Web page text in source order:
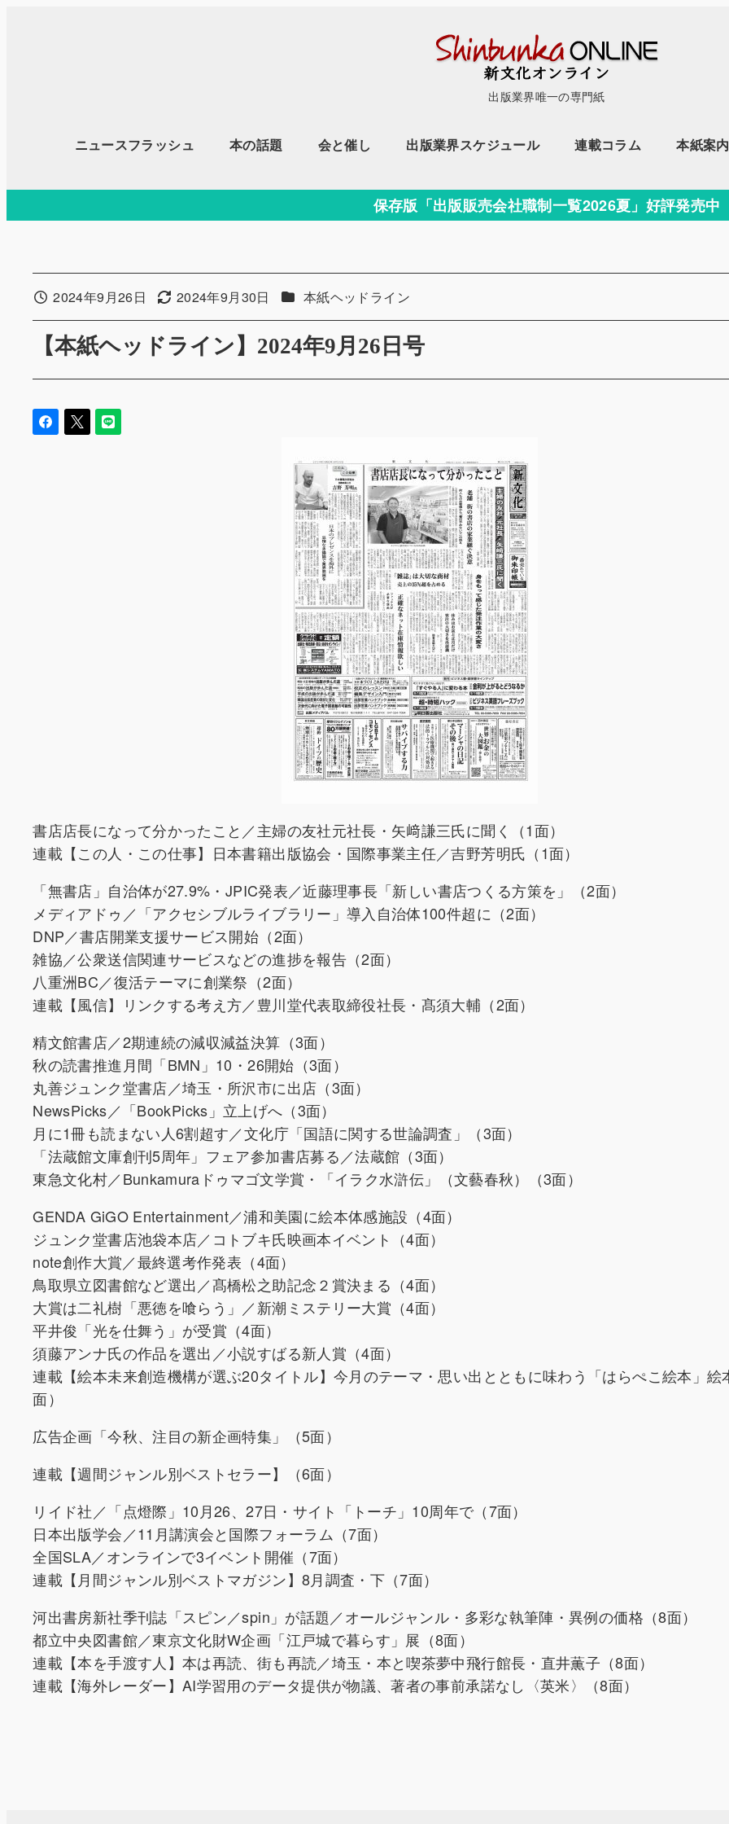
移
出版業界唯一の専門紙
ニュースフラッシュ 本の話題 会と催し 出版業界スケジュール 連載コラム 本紙案内
保存版「出版販売会社職制一覧2026夏」好評発売中
【本紙ヘッドライン】2024年9月26日号
投稿日2024年9月26日 更新日2024年9月30日 カテゴリー
本紙ヘッドライン
書店店長になって分かったこと／主婦の友社元社長・矢﨑謙三氏に聞く（1面）
連載【この人・この仕事】日本書籍出版協会・国際事業主任／吉野芳明氏（1面）
「無書店」自治体が27.9%・JPIC発表／近藤理事長「新しい書店つくる方策を」（2面）
メディアドゥ／「アクセシブルライブラリー」導入自治体100件超に（2面）
DNP／書店開業支援サービス開始（2面）
雑協／公衆送信関連サービスなどの進捗を報告（2面）
八重洲BC／復活テーマに創業祭（2面）
連載【風信】リンクする考え方／豊川堂代表取締役社長・髙須大輔（2面）
精文館書店／2期連続の減収減益決算（3面）
秋の読書推進月間「BMN」10・26開始（3面）
丸善ジュンク堂書店／埼玉・所沢市に出店（3面）
NewsPicks／「BookPicks」立上げへ（3面）
月に1冊も読まない人6割超す／文化庁「国語に関する世論調査」（3面）
「法蔵館文庫創刊5周年」フェア参加書店募る／法蔵館（3面）
東急文化村／Bunkamuraドゥマゴ文学賞・「イラク水滸伝」（文藝春秋）（3面）
GENDA GiGO Entertainment／浦和美園に絵本体感施設（4面）
ジュンク堂書店池袋本店／コトブキ氏映画本イベント（4面）
note創作大賞／最終選考作発表（4面）
鳥取県立図書館など選出／髙橋松之助記念２賞決まる（4面）
大賞は二礼樹「悪徳を喰らう」／新潮ミステリー大賞（4面）
平井俊「光を仕舞う」が受賞（4面）
須藤アンナ氏の作品を選出／小説すばる新人賞（4面）
連載【絵本未来創造機構が選ぶ20タイトル】今月のテーマ・思い出とともに味わう「はらぺこ絵本」絵
面）
広告企画「今秋、注目の新企画特集」（5面）
連載【週間ジャンル別ベストセラー】（6面）
リイド社／「点燈際」10月26、27日・サイト「トーチ」10周年で（7面）
日本出版学会／11月講演会と国際フォーラム（7面）
全国SLA／オンラインで3イベント開催（7面）
連載【月間ジャンル別ベストマガジン】8月調査・下（7面）
河出書房新社季刊誌「スピン／spin」が話題／オールジャンル・多彩な執筆陣・異例の価格（8面）
都立中央図書館／東京文化財W企画「江戸城で暮らす」展（8面）
連載【本を手渡す人】本は再読、街も再読／埼玉・本と喫茶夢中飛行館長・直井薫子（8面）
連載【海外レーダー】AI学習用のデータ提供が物議、著者の事前承諾なし〈英米〉（8面）